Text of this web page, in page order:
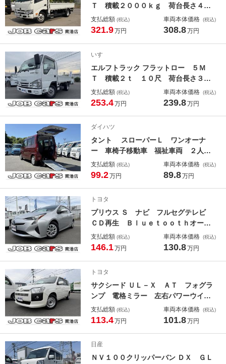
Ｔ 積載２０００ｋｇ 荷台長さ４３
５ｃｍ 幅１８０ｃｍアオリ高さ４０
ｃｍ 床下地上高８８ｃｍ 電格ミラ
Ｂｌｕｅｔｏｏｔｈオーディオ
支払総額 (税込)
321.9万円
車両本体価格 (税込)
308.8万円
いすゞ
エルフトラック フラットロー ５Ｍ
Ｔ 積載２ｔ １０尺 荷台長さ３１
０ｃｍ 幅１６０ｃｍ アオリ高さ４
０ｃｍ床下地上高８６ｃｍ 総重量４
キーレス ＥＴＣ
支払総額 (税込)
253.4万円
車両本体価格 (税込)
239.8万円
ダイハツ
タント スローパーＬ ワンオーナ
ー 車椅子移動車 福祉車両 ２人＋
車椅子一基仕様 プライバシーガラ
ス 両側スライドドア 衝突軽減ブレ
支払総額 (税込)
99.2万円
車両本体価格 (税込)
89.8万円
トヨタ
プリウス Ｓ ナビ フルセグテレビ
ＣＤ再生 Ｂｌｕｅｔｏｏｔｈオーデ
ィオ トヨタセーフティセンス ＬＥ
Ｄヘッドライト プライバシーガラ
支払総額 (税込)
146.1万円
車両本体価格 (税込)
130.8万円
トヨタ
サクシード ＵＬ－Ｘ ＡＴ フォグラ
ンプ 電格ミラー 左右パワーウイン
ドウ キーレス 衝突軽減ブレーキ
ＣＤ再生 ＡＵＴＯハイビーム 車線
クス
支払総額 (税込)
113.4万円
車両本体価格 (税込)
101.8万円
日産
ＮＶ１００クリッパーバン ＤＸ ＧＬ